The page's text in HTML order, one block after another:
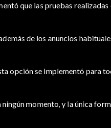
que las pruebas
de los anuncios
opción se implementó para
momento, y la única